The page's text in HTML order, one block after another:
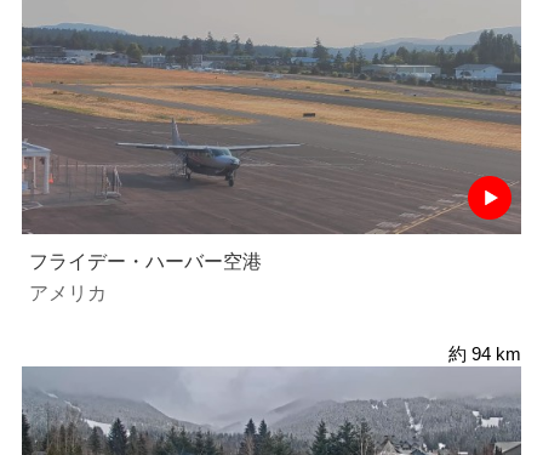
フライデー・ハーバー空港
アメリカ
約 94 km